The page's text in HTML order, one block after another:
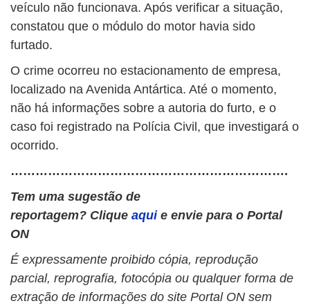
veículo não funcionava. Após verificar a situação,
constatou que o módulo do motor havia sido
furtado.
O crime ocorreu no estacionamento de empresa,
localizado na Avenida Antártica. Até o momento,
não há informações sobre a autoria do furto, e o
caso foi registrado na Polícia Civil, que investigará o
ocorrido.
………………………………………………………….
Tem uma sugestão de
reportagem? Clique aqui e envie para o Portal
ON
É expressamente proibido cópia, reprodução
parcial, reprografia, fotocópia ou qualquer forma de
extração de informações do site Portal ON sem